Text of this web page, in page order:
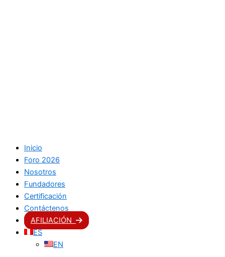
Inicio
Foro 2026
Nosotros
Fundadores
Certificación
Contáctenos
AFILIACIÓN
ES
EN